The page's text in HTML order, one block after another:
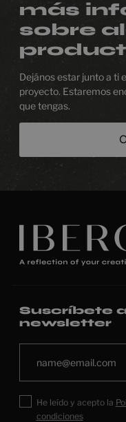
más
sobre
Dejános estar junto a ti
proyecto. Estaremos
que tengas.
Suscríbete
newsletter
He leído y acepto la
condiciones